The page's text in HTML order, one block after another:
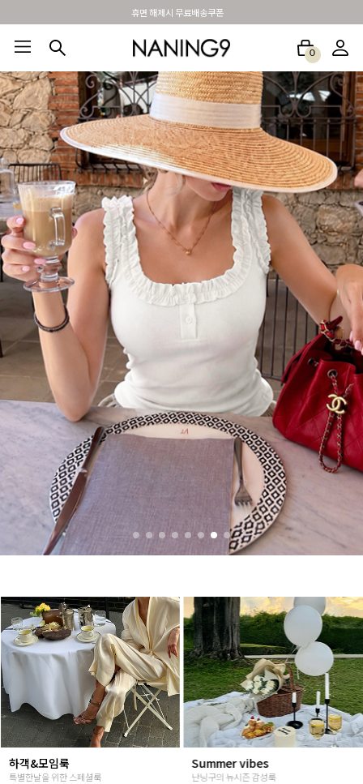
BEST 포토리뷰 - 매주 2명추첨 3만원쿠폰
0
BEST100🤍 NEW5% 베스트재진행 썸머여행룩 아울렛 하객&모임룩
Summer vibes
난닝구의 뉴시즌 감성룩
베스트재진행
고객님들이 인정해주신 Steady seller